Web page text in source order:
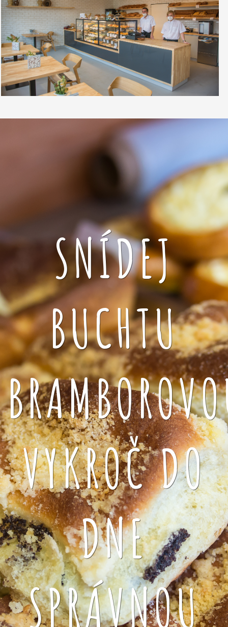
SNÍDEJ
BUCHTU
VYKROČ DO
DNE
SPRÁVNOU